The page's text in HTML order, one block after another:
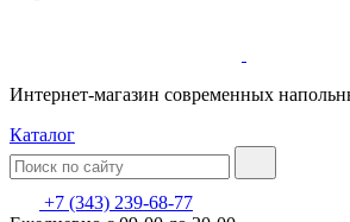
Интернет-магазин современных
Каталог
+7 (343) 239-68-77